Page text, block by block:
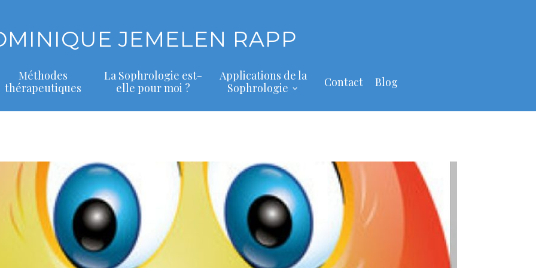
JEMELEN RAPP
Méthodes
thérapeutiques
La Sophrologie est-
elle pour moi ?
Applications de la
Sophrologie
Contact Blog